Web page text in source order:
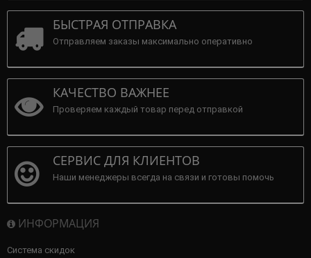
БЫСТРАЯ ОТПРАВКА
Отправляем заказы максимально оперативно
КАЧЕСТВО ВАЖНЕЕ
Проверяем каждый товар перед отправкой
СЕРВИС ДЛЯ КЛИЕНТОВ
Наши менеджеры всегда на связи и готовы помочь
ИНФОРМАЦИЯ
Система скидок